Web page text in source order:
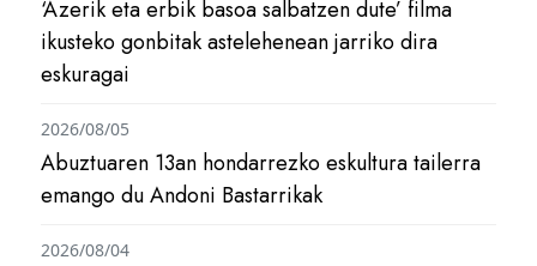
‘Azerik eta erbik basoa salbatzen dute’ filma
ikusteko gonbitak astelehenean jarriko dira
eskuragai
Abuztuaren 13an hondarrezko eskultura tailerra
emango du Andoni Bastarrikak
2026/08/05
2026/08/04